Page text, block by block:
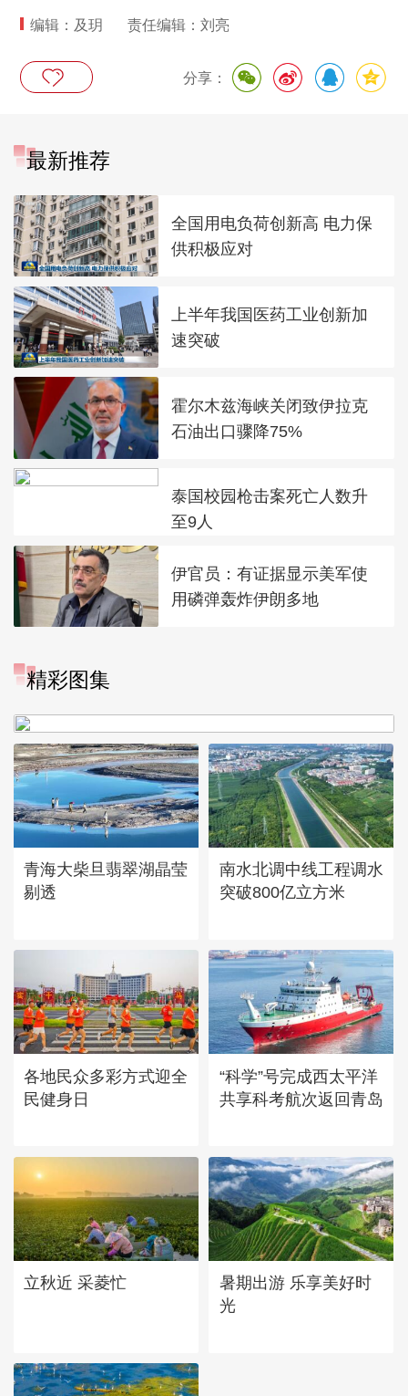
编辑：及玥 责任编辑：刘亮
分享：
最新推荐
全国用电负荷创新高 电力保
供积极应对
上半年我国医药工业创新加
速突破
霍尔木兹海峡关闭致伊拉克
石油出口骤降75%
泰国校园枪击案死亡人数升
至9人
伊官员：有证据显示美军使
用磷弹轰炸伊朗多地
精彩图集
“大地指纹”奏响夏夜文旅乐
章
青海大柴旦翡翠湖晶莹
剔透
南水北调中线工程调水
突破800亿立方米
各地民众多彩方式迎全
民健身日
“科学”号完成西太平洋
共享科考航次返回青岛
立秋近 采菱忙
暑期出游 乐享美好时
光